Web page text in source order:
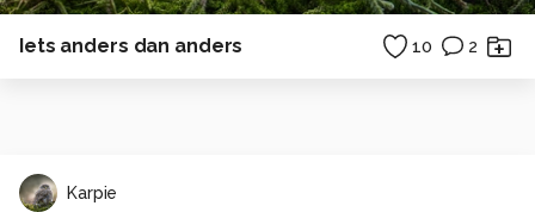
Iets anders dan anders 10 2
Karpie